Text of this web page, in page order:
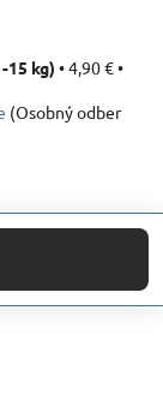
15 kg) •4,90 €•
(Osobný odber